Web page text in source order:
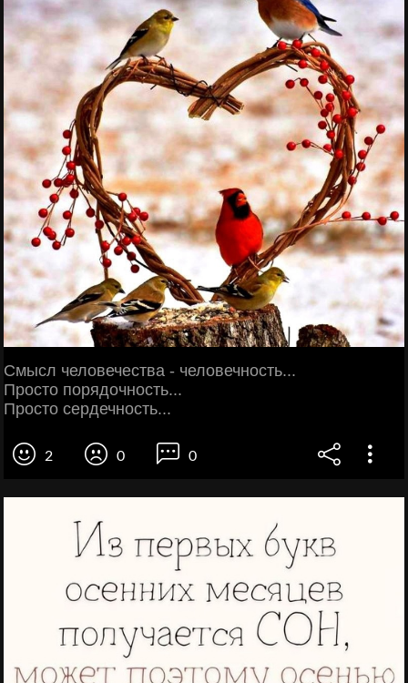
Смысл человечества - человечность...
Просто порядочность...
Просто сердечность...
2 0 0